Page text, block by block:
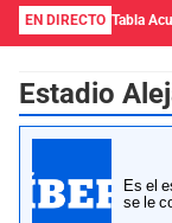
EN DIRECTO Tabla
Estadio
Es el
se le